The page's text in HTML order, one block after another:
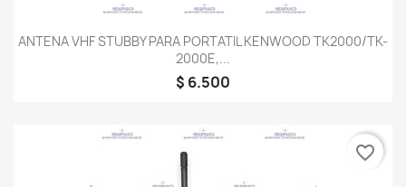
ANTENA VHF STUBBY PARA PORTATIL KENWOOD TK2000/TK-
2000E,...
$ 6.500
favorite_border